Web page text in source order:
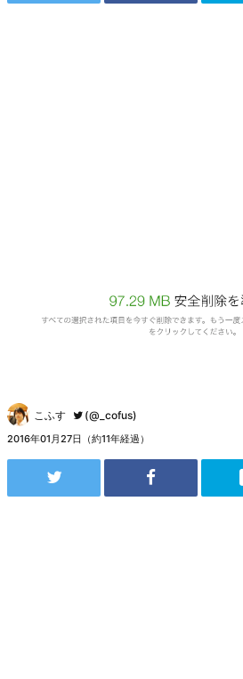
こふす (@_cofus)
2016年01月27日（約11年経過）